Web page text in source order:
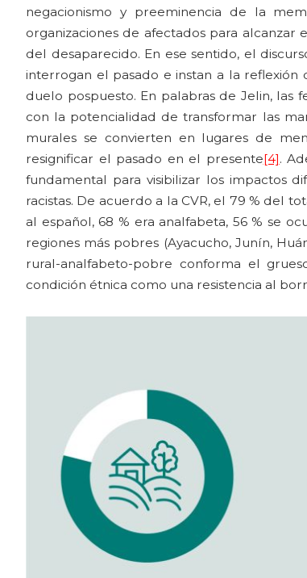
negacionismo y preeminencia de la
organizaciones de afectados para
del desaparecido. En ese sentido, el
interrogan el pasado e instan a la reflexión
duelo pospuesto. En palabras de Jelin, las
con la potencialidad de transformar las
murales se convierten en lugares de
resignificar el pasado en el presente[4].
fundamental para visibilizar los impactos
racistas. De acuerdo a la CVR, el 79 % del
al español, 68 % era analfabeta, 56 % se
regiones más pobres (Ayacucho, Junín,
rural-analfabeto-pobre conforma el
condición étnica como una resistencia al